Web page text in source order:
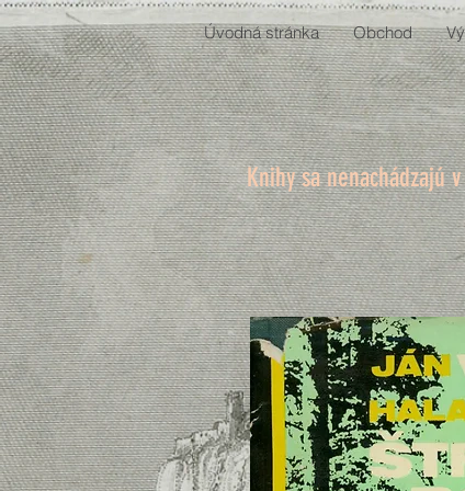
Úvodná stránka Obchod
Knihy sa nenachádzajú